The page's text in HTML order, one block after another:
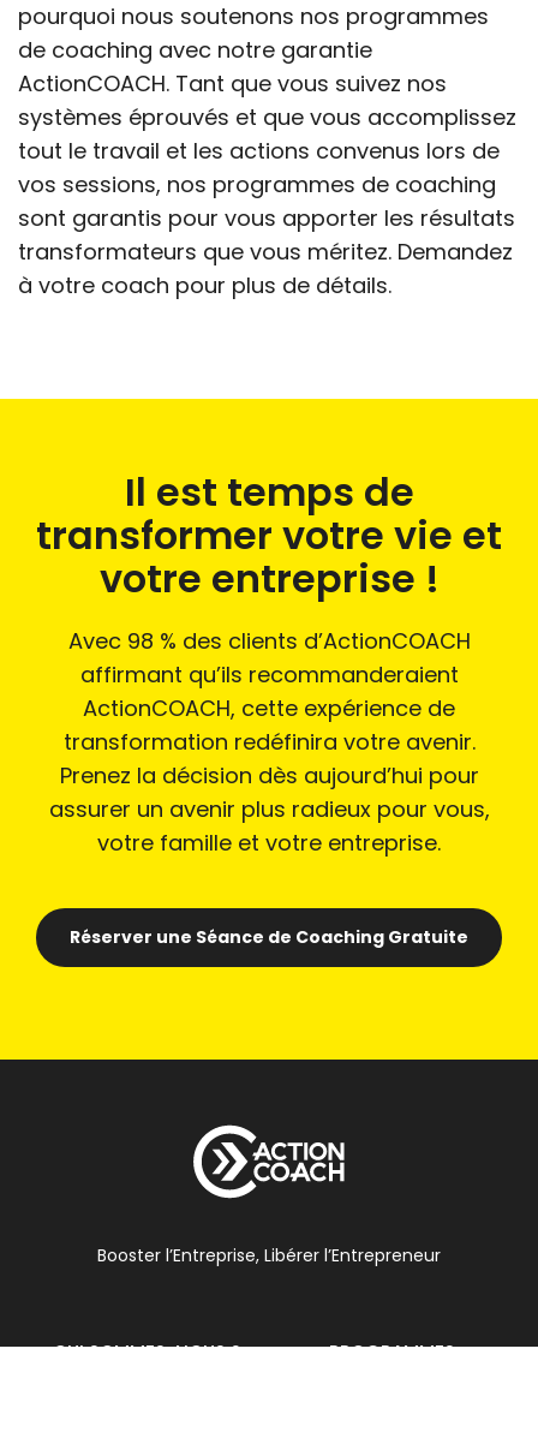
pourquoi nous soutenons nos programmes
de coaching avec notre garantie
ActionCOACH. Tant que vous suivez nos
systèmes éprouvés et que vous accomplissez
tout le travail et les actions convenus lors de
vos sessions, nos programmes de coaching
sont garantis pour vous apporter les résultats
transformateurs que vous méritez. Demandez
à votre coach pour plus de détails.
Il est temps de
transformer votre vie et
votre entreprise !
Avec 98 % des clients d’ActionCOACH
affirmant qu’ils recommanderaient
ActionCOACH, cette expérience de
transformation redéfinira votre avenir.
Prenez la décision dès aujourd’hui pour
assurer un avenir plus radieux pour vous,
votre famille et votre entreprise.
Réserver une Séance de Coaching Gratuite
Booster l’Entreprise, Libérer l’Entrepreneur
QUI SOMMES-NOUS ? PROGRAMMES